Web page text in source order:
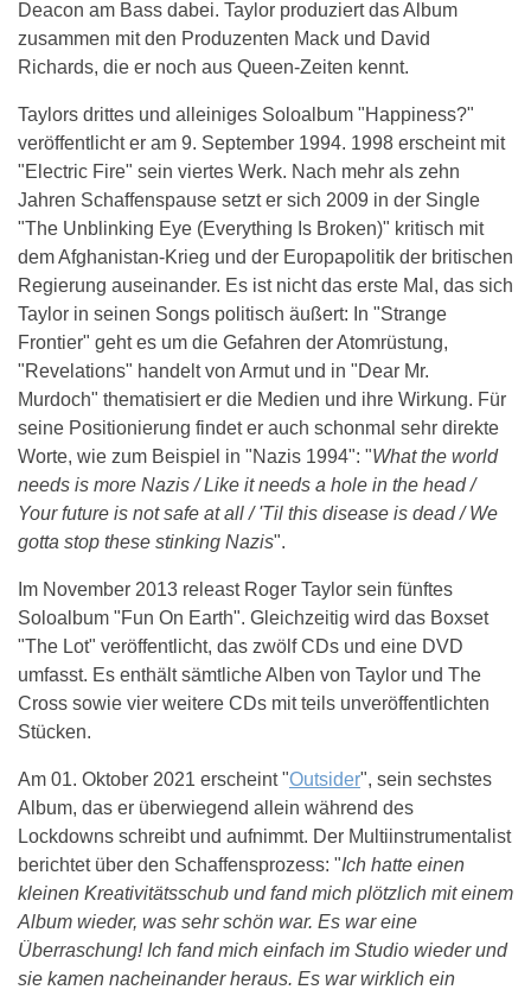
Deacon am Bass dabei. Taylor produziert das Album
zusammen mit den Produzenten Mack und David
Richards, die er noch aus Queen-Zeiten kennt.
Taylors drittes und alleiniges Soloalbum "Happiness?"
veröffentlicht er am 9. September 1994. 1998 erscheint mit
"Electric Fire" sein viertes Werk. Nach mehr als zehn
Jahren Schaffenspause setzt er sich 2009 in der Single
"The Unblinking Eye (Everything Is Broken)" kritisch mit
dem Afghanistan-Krieg und der Europapolitik der britischen
Regierung auseinander. Es ist nicht das erste Mal, das sich
Taylor in seinen Songs politisch äußert: In "Strange
Frontier" geht es um die Gefahren der Atomrüstung,
"Revelations" handelt von Armut und in "Dear Mr.
Murdoch" thematisiert er die Medien und ihre Wirkung. Für
seine Positionierung findet er auch schonmal sehr direkte
Worte, wie zum Beispiel in "Nazis 1994": "What the world
needs is more Nazis / Like it needs a hole in the head /
Your future is not safe at all / 'Til this disease is dead / We
gotta stop these stinking Nazis".
Im November 2013 releast Roger Taylor sein fünftes
Soloalbum "Fun On Earth". Gleichzeitig wird das Boxset
"The Lot" veröffentlicht, das zwölf CDs und eine DVD
umfasst. Es enthält sämtliche Alben von Taylor und The
Cross sowie vier weitere CDs mit teils unveröffentlichten
Stücken.
Am 01. Oktober 2021 erscheint "Outsider", sein sechstes
Album, das er überwiegend allein während des
Lockdowns schreibt und aufnimmt. Der Multiinstrumentalist
berichtet über den Schaffensprozess: "Ich hatte einen
kleinen Kreativitätsschub und fand mich plötzlich mit einem
Album wieder, was sehr schön war. Es war eine
Überraschung! Ich fand mich einfach im Studio wieder und
sie kamen nacheinander heraus. Es war wirklich ein